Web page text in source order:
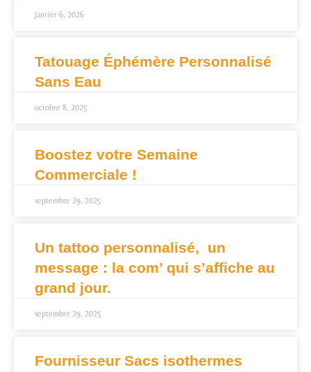
janvier 6, 2026
Tatouage Éphémère Personnalisé
Sans Eau
octobre 8, 2025
Boostez votre Semaine
Commerciale !
septembre 29, 2025
Un tattoo personnalisé, un
message : la com’ qui s’affiche au
grand jour.
septembre 29, 2025
Fournisseur Sacs isothermes